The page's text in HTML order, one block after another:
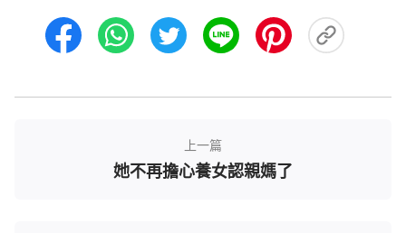
誠實就是做事、說話不摻水分，不欺騙神，不欺騙
人。」我終於知道我為什麼心裡難過了，因為我沒聽
做一個神喜歡的誠實人。於是，我就把事情的經過告
回家後，媽媽給我讀了一段生命進入的交通講
上一篇
她不再擔心養女認親媽了